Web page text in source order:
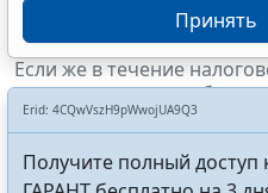
руб., будет ли
плательщиком НДС в
Если же в течение
применяющих
или ИП сумма доходов,
соответствии со ст.
НК РФ, превысила в
Erid: 4CQwVszH9pWwojUA9Q3
Получите полный доступ
ГАРАНТ бесплатно на 3 дня!
Получить